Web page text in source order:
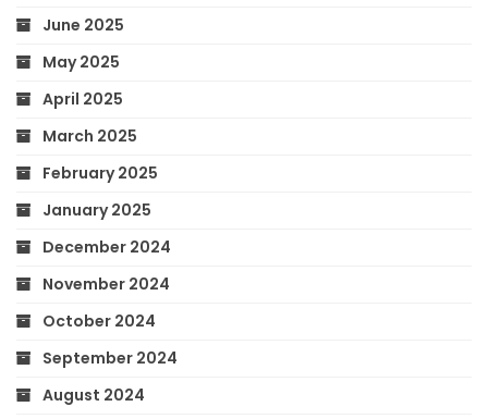
June 2025
May 2025
April 2025
March 2025
February 2025
January 2025
December 2024
November 2024
October 2024
September 2024
August 2024